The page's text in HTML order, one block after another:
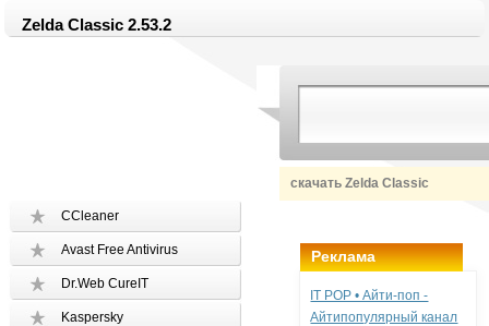
Zelda Classic 2.53.2
скачать Zelda Classic
CCleaner
Avast Free Antivirus
Dr.Web CureIT
Kaspersky
Реклама
IT POP • Айти-поп -
Айтипопулярный канал